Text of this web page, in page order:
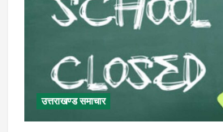
उत्तराखण्ड समाचार